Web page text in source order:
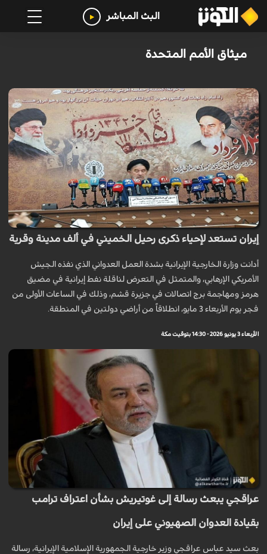
البث المباشر
ميثاق الأمم المتحدة
إيران تستعد لإحياء ذكرى رحيل الخميني في ألف مدينة وقرية
أدانت وزارة الخارجية الإيرانية بشدة العمل العدواني الذي نفذه الجيش
الأمريكي الإرهابي، والمتمثل في التعرض لناقلة نفط إيرانية في مضيق
هرمز ومهاجمة برج اتصالات في جزيرة قشم، وذلك في الساعات الأولى من
فجر يوم الأربعاء 3 مايو، انطلاقاً من أراضي دولتين في المنطقة.
الأربعاء 3 يونيو 2026 - 14:30 بتوقيت مكة
عراقجي يبعث رسالة إلى غوتيريش بشأن اعتراف ترامب
بقيادة العدوان الصهيوني على إيران
بعث سيد عباس عراقجي وزير خارجية الجمهورية الإسلامية الإيرانية، رسالة